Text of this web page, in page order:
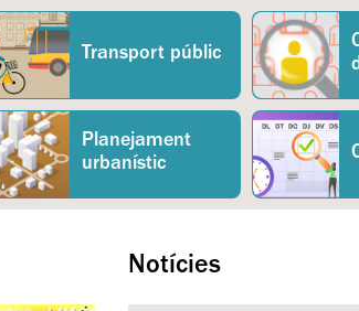
Transport públic
Planejament
urbanístic
Notícies